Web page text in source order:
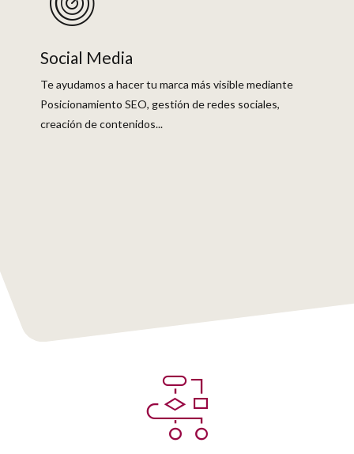
Social Media
Te ayudamos a hacer tu marca más visible mediante
Posicionamiento SEO, gestión de redes sociales,
creación de contenidos...